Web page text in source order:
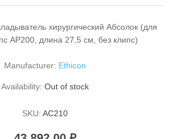
хирургический Абсолок (для
AP200, длина 27,5 см, без клипс)
Manufacturer: Ethicon
Availability: Out of stock
SKU: AC210